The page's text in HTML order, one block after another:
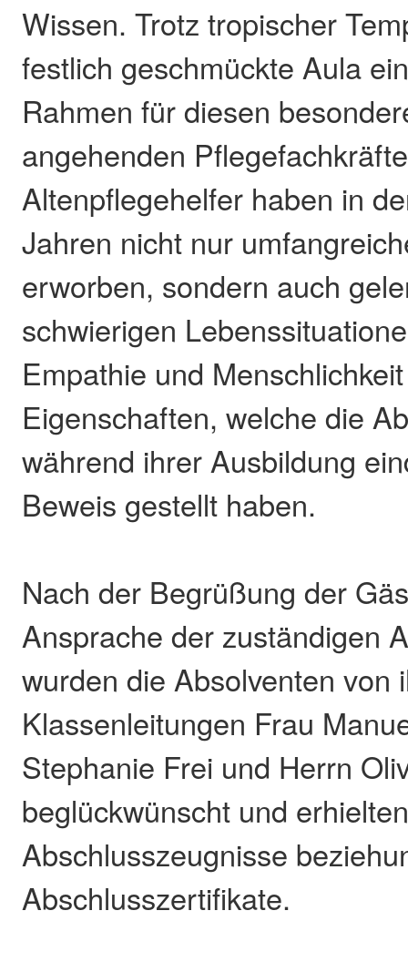
Wissen. Trotz tropischer
festlich geschmückte Aula
Rahmen für diesen
angehenden
Altenpflegehelfer haben in
Jahren nicht nur
erworben, sondern auch
schwierigen
Empathie und
Eigenschaften, welche die
während ihrer Ausbildung
Beweis gestellt haben.
Nach der Begrüßung der
Ansprache der zuständigen
wurden die Absolventen von
Klassenleitungen Frau
Stephanie Frei und Herrn
beglückwünscht und
Abschlusszeugnisse
Abschlusszertifikate.